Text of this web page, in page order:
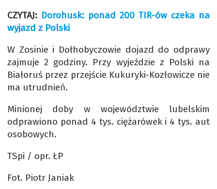
CZYTAJ: Dorohusk: ponad 200 TIR-ów czeka na
wyjazd z Polski
W Zosinie i Dołhobyczowie dojazd do odprawy
zajmuje 2 godziny. Przy wyjeździe z Polski na
Białoruś przez przejście Kukuryki-Kozłowicze nie
ma utrudnień.
Minionej doby w województwie lubelskim
odprawiono ponad 4 tys. ciężarówek i 4 tys. aut
osobowych.
TSpi / opr. ŁP
Fot. Piotr Janiak